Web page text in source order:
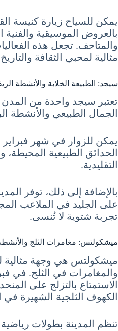
يمكن للسياح زيارة كنيسة
بالعروض الموسيقية
والمتاحف. تجعل هذه
مثالية لمحبي الثقافة
سيجد: الطبيعة الخلابة والأنشطة
تعتبر سيجد واحدة من المدن
الجمال الطبيعي والأنشطة
يمكن للزوار في شهر
الحدائق الطبيعية
التقليدية.
بالإضافة إلى ذلك، توفر
على الجليد في الملاعب
تجربة شتوية لا تُنسى.
ميشكولتس: مغامرات الثلج
ميشكولتس هي وجهة مثالية
والمغامرات في الثلج. في
الاستمتاع بالتزلج على
الكهوف الثلجية الشهيرة في
تنظم المدينة بطولات